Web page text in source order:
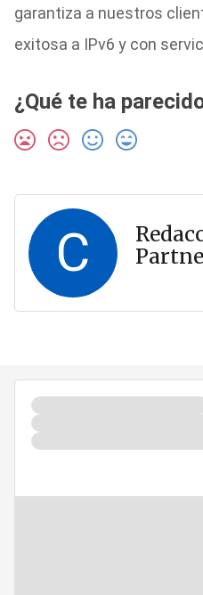
garantiza a nuestros
exitosa a IPv6 y con
¿Qué te ha
C